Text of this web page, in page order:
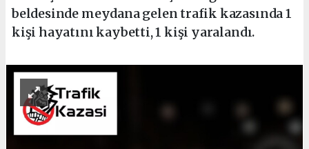
beldesinde meydana gelen trafik kazasında 1
kişi hayatını kaybetti, 1 kişi yaralandı.